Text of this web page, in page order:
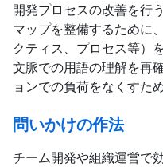
開発プロセスの改善を行
マップを整備するために
クティス、プロセス等）
文脈での用語の理解を再
ョンでの負荷をなくすため
問いかけの作法
チーム開発や組織運営で